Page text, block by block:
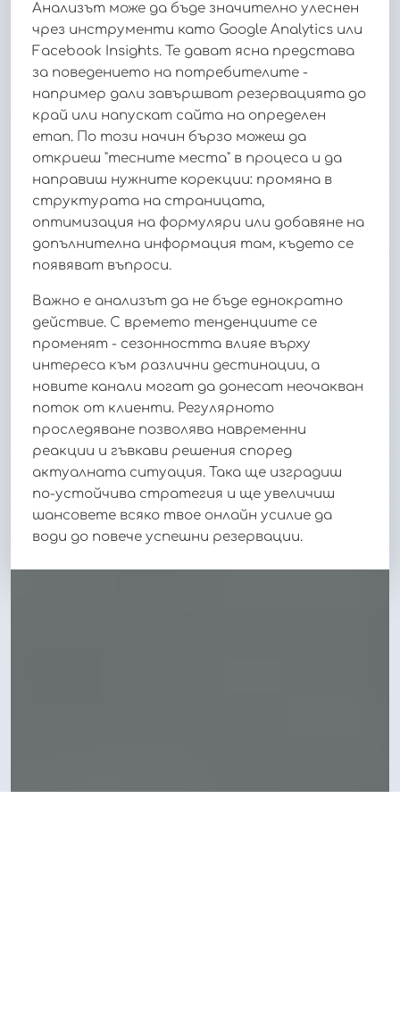
Анализът може да бъде значително улеснен
чрез инструменти като Google Analytics или
Facebook Insights. Те дават ясна представа
за поведението на потребителите -
например дали завършват резервацията до
край или напускат сайта на определен
етап. По този начин бързо можеш да
откриеш "тесните места" в процеса и да
направиш нужните корекции: промяна в
структурата на страницата,
оптимизация на формуляри или добавяне на
допълнителна информация там, където се
появяват въпроси.
Важно е анализът да не бъде еднократно
действие. С времето тенденциите се
променят - сезонността влияе върху
интереса към различни дестинации, а
новите канали могат да донесат неочакван
поток от клиенти. Регулярното
проследяване позволява навременни
реакции и гъвкави решения според
актуалната ситуация. Така ще изградиш
по-устойчива стратегия и ще увеличиш
шансовете всяко твое онлайн усилие да
води до повече успешни резервации.